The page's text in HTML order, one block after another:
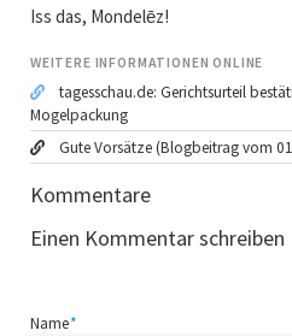
Iss das, Mondelēz!
WEITERE INFORMATIONEN ONLINE
tagesschau.de: Gerichtsurteil
Mogelpackung
Gute Vorsätze (Blogbeitrag vom
Kommentare
Einen Kommentar schreiben
Pflichtfeld
Name*